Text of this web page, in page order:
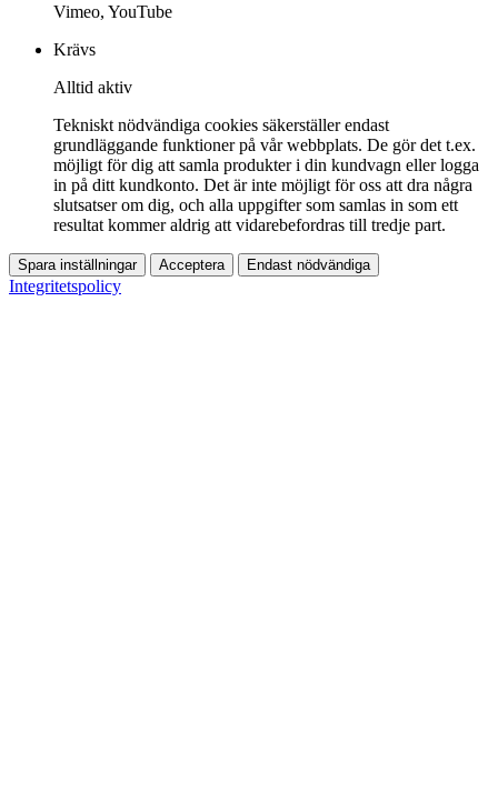
Vimeo, YouTube
Krävs
Alltid aktiv
Tekniskt nödvändiga cookies säkerställer endast
grundläggande funktioner på vår webbplats. De gör det t.ex.
möjligt för dig att samla produkter i din kundvagn eller logga
in på ditt kundkonto. Det är inte möjligt för oss att dra några
slutsatser om dig, och alla uppgifter som samlas in som ett
resultat kommer aldrig att vidarebefordras till tredje part.
Spara inställningar Acceptera Endast nödvändiga
Integritetspolicy